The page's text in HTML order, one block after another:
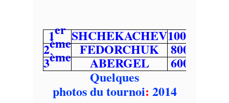
1er SHCHEKACHEV1000
2ème FEDORCHUK 800
3ème ABERGEL
600
Quelques
photos du tournoi: 2014